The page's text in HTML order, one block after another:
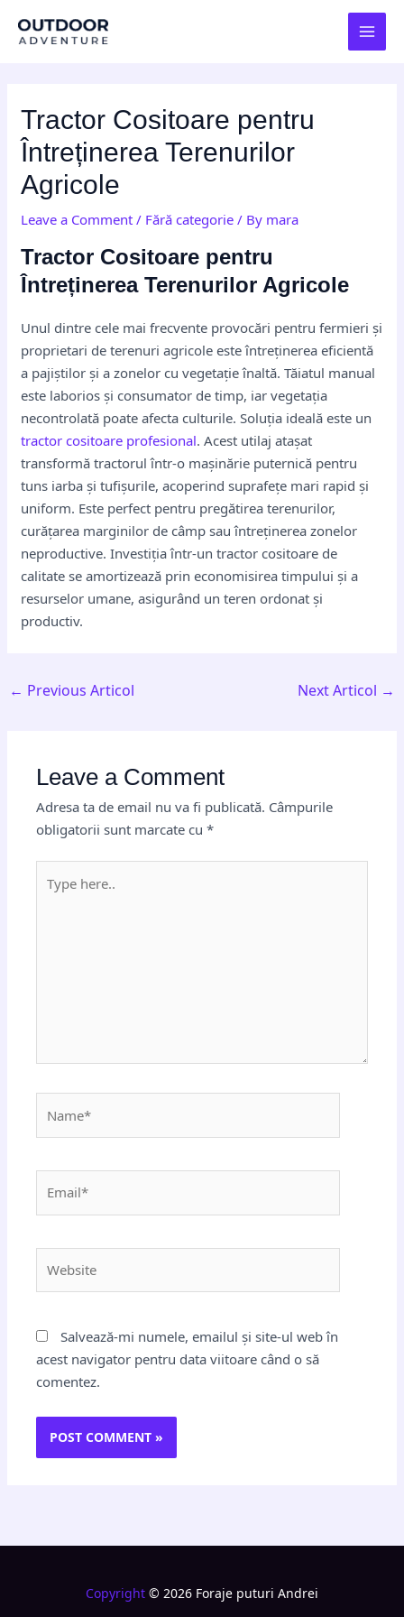
Tractor Cositoare pentru
Întreținerea Terenurilor
Agricole
Leave a Comment / Fără categorie / By mara
Tractor Cositoare pentru
Întreținerea Terenurilor Agricole
Unul dintre cele mai frecvente provocări pentru fermieri și
proprietari de terenuri agricole este întreținerea eficientă
a pajiștilor și a zonelor cu vegetație înaltă. Tăiatul manual
este laborios și consumator de timp, iar vegetația
necontrolată poate afecta culturile. Soluția ideală este un
tractor cositoare profesional. Acest utilaj atașat
transformă tractorul într-o mașinărie puternică pentru
tuns iarba și tufișurile, acoperind suprafețe mari rapid și
uniform. Este perfect pentru pregătirea terenurilor,
curățarea marginilor de câmp sau întreținerea zonelor
neproductive. Investiția într-un tractor cositoare de
calitate se amortizează prin economisirea timpului și a
resurselor umane, asigurând un teren ordonat și
productiv.
navigation
← Previous Articol Next Articol →
Leave a Comment
Adresa ta de email nu va fi publicată. Câmpurile
obligatorii sunt marcate cu*
here..
Salvează-mi numele, emailul și site-ul web în
acest navigator pentru data viitoare când o să
comentez.
Copyright © 2026 Foraje puturi Andrei